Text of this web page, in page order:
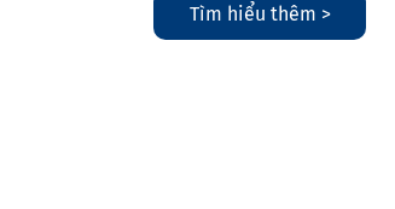
Tìm hiểu thêm >